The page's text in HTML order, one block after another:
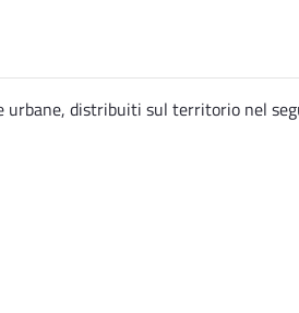
urbane, distribuiti sul territorio nel